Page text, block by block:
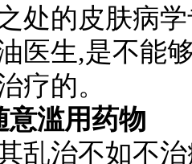
处的皮肤病
医生,是不能
疗的。
意滥用药物
治不如不治